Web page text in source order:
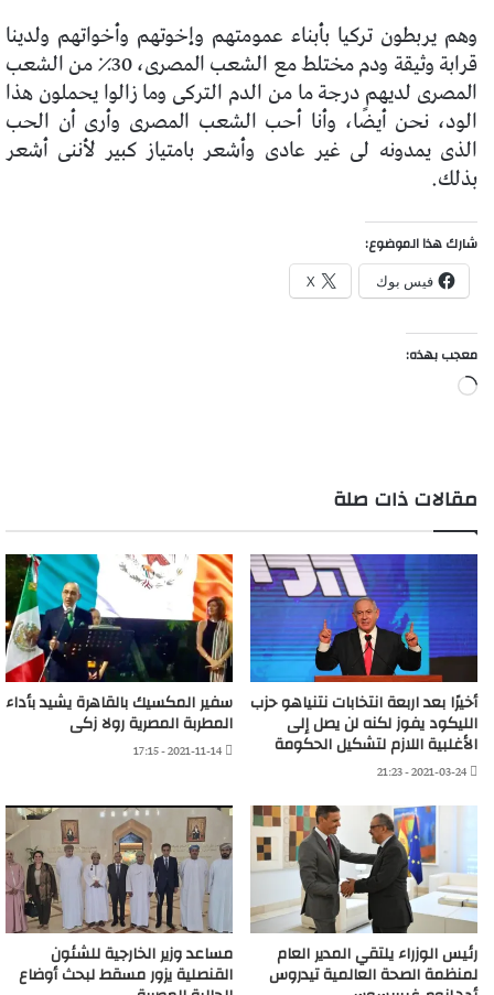
وهم يربطون تركيا بأبناء عمومتهم وإخوتهم وأخواتهم ولدينا
قرابة وثيقة ودم مختلط مع الشعب المصرى، 30٪ من الشعب
المصرى لديهم درجة ما من الدم التركى وما زالوا يحملون هذا
الود، نحن أيضًا، وأنا أحب الشعب المصرى وأرى أن الحب
الذى يمدونه لى غير عادى وأشعر بامتياز كبير لأننى أشعر
بذلك.
شارك هذا الموضوع:
فيس بوك X
معجب بهذه:
جاري
مقالات ذات صلة
أخيرًا بعد اربعة انتخابات نتنياهو حزب
الليكود يفوز لكنه لن يصل إلى
الأغلبية اللازم لتشكيل الحكومة
2021-03-24 - 21:23
سفير المكسيك بالقاهرة يشيد بأداء
المطربة المصرية رولا زكى
2021-11-14 - 17:15
رئيس الوزراء يلتقي المدير العام
لمنظمة الصحة العالمية تيدروس
مساعد وزير الخارجية للشئون
القنصلية يزور مسقط لبحث أوضاع